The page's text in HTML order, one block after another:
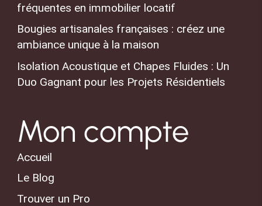
fréquentes en immobilier locatif
Bougies artisanales françaises : créez une
ambiance unique à la maison
Isolation Acoustique et Chapes Fluides : Un
Duo Gagnant pour les Projets Résidentiels
Mon compte
Accueil
Le Blog
Trouver un Pro